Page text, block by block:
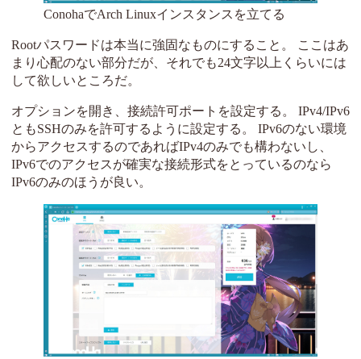
ConohaでArch Linuxインスタンスを立てる
Rootパスワードは本当に強固なものにすること。 ここはあ
まり心配のない部分だが、それでも24文字以上くらいには
して欲しいところだ。
オプションを開き、接続許可ポートを設定する。 IPv4/IPv6
ともSSHのみを許可するように設定する。 IPv6のない環境
からアクセスするのであればIPv4のみでも構わないし、
IPv6でのアクセスが確実な接続形式をとっているのなら
IPv6のみのほうが良い。